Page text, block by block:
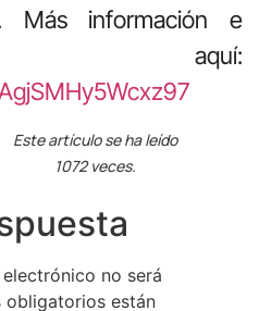
Más información e
aquí:
Este artículo se ha leído
1072 veces.
no será
obligatorios están